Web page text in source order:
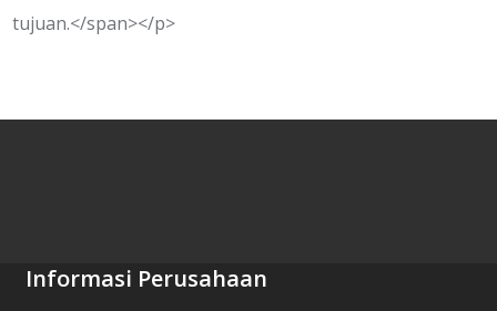
tujuan.</span></p>
Informasi Perusahaan